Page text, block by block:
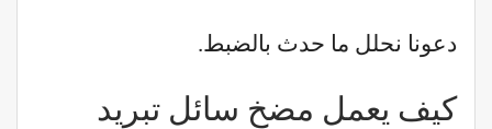
دعونا نحلل ما حدث بالضبط.
كيف يعمل مضخ سائل تبريد